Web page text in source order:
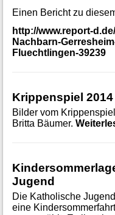
Einen Bericht zu
http://www.report-
Nachbarn-
Fluechtlingen-39239
Krippenspiel
Bilder vom
Britta Bäumer.
Jugend
Die Katholische
eine